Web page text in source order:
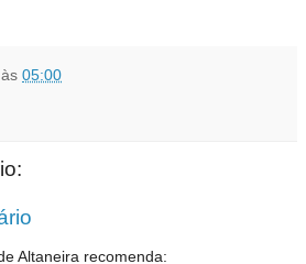
às 05:00
Altaneira recomenda: